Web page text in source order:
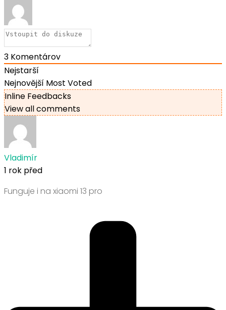
3 Komentárov
Nejstarší
Nejnovější Most Voted
Inline Feedbacks
View all comments
Vladimír
1 rok před
Funguje i na xiaomi 13 pro